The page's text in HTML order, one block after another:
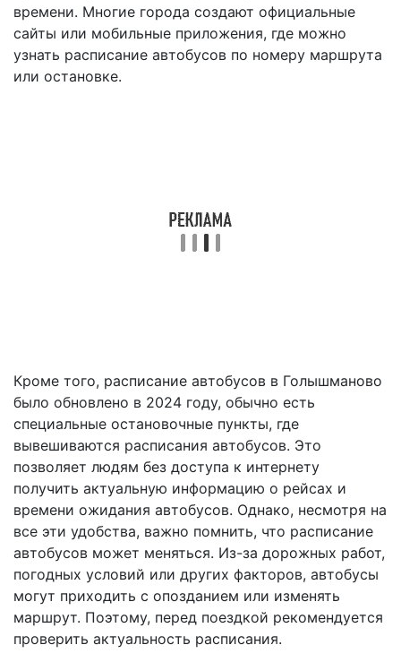
времени. Многие города создают официальные
сайты или мобильные приложения, где можно
узнать расписание автобусов по номеру маршрута
или остановке.
Кроме того, расписание автобусов в Голышманово
было обновлено в 2024 году, обычно есть
специальные остановочные пункты, где
вывешиваются расписания автобусов. Это
позволяет людям без доступа к интернету
получить актуальную информацию о рейсах и
времени ожидания автобусов. Однако, несмотря на
все эти удобства, важно помнить, что расписание
автобусов может меняться. Из-за дорожных работ,
погодных условий или других факторов, автобусы
могут приходить с опозданием или изменять
маршрут. Поэтому, перед поездкой рекомендуется
проверить актуальность расписания.